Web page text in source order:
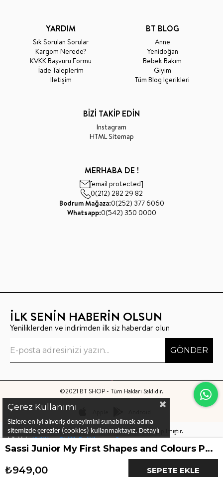
YARDIM
Sık Sorulan Sorular
Kargom Nerede?
KVKK Başvuru Formu
İade Taleplerim
İletişim
BT BLOG
Anne
Yenidoğan
Bebek Bakım
Giyim
Tüm Blog İçerikleri
BİZİ TAKİP EDİN
Instagram
HTML Sitemap
MERHABA DE !
[email protected]
0(212) 282 29 82
Bodrum Mağaza:0(252) 377 6060
Whatsapp:0(542) 350 0000
İLK SENİN HABERİN OLSUN
Yeniliklerden ve indirimden ilk siz haberdar olun
GÖNDER
©2021 BT SHOP - Tüm Hakları Saklıdır.
Bu sitenin kurulumuKeyo Digitaltarafından yapılmıştır.
Çerez Kullanımı
Sizlere en iyi alıveriş deneyimini sunabilmek adına
sitemizde çerezler (cookies) kullanmaktayız. Detaylı
bilgi için KVKK ve Gizlilik Politikası veÇerez
Politika larını inceleyebilirsiniz Sassi Junior My First Shapes and Colours Puzzle
₺949,00